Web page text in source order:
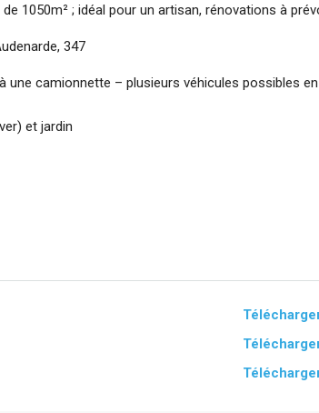
1050m² ; idéal pour un artisan, rénovations à
347
une camionnette – plusieurs véhicules possibles
et jardin